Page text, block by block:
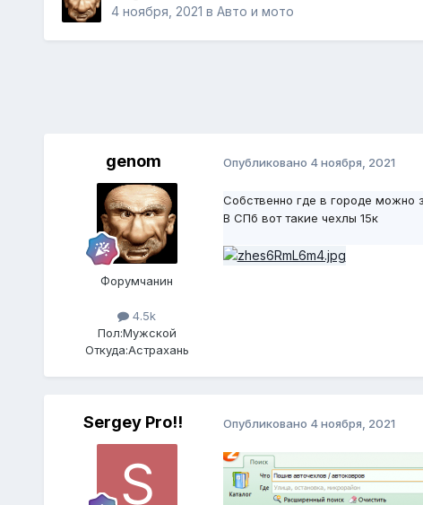
4 ноября, 2021 в Авто и мото
genom
Форумчанин
4.5k
Пол:Мужской
Откуда:Астрахань
Опубликовано 4 ноября, 2021
Собственно где в городе можно
В СПб вот такие чехлы 15к
Sergey Pro!! Опубликовано 4 ноября, 2021